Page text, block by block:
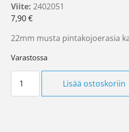
Viite: 2402051
7,90€
22mm musta pintakojoerasia
Varastossa
Lisää ostoskoriin